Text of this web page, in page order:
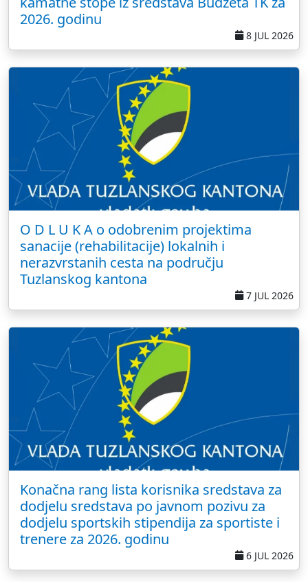
2026. godinu
8 JUL 2026
O D L U K A o odobrenim projektima
sanacije (rehabilitacije) lokalnih i
nerazvrstanih cesta na području
Tuzlanskog kantona
7 JUL 2026
Konačna rang lista korisnika sredstava za
dodjelu sredstava po javnom pozivu za
dodjelu sportskih stipendija za sportiste i
trenere za 2026. godinu
6 JUL 2026